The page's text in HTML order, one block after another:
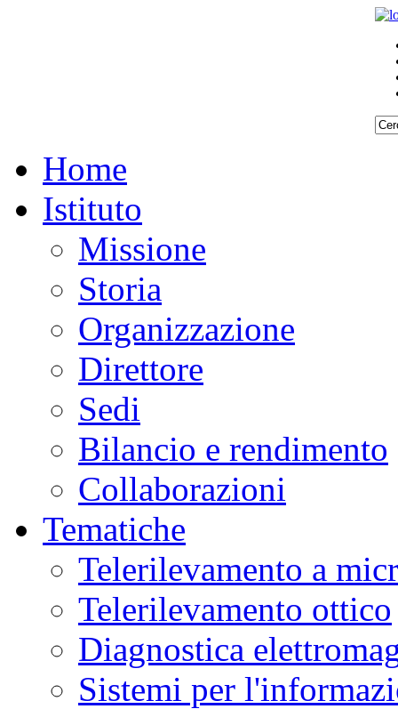
Home
Istituto
Missione
Storia
Organizzazione
Direttore
Sedi
Bilancio e rendimento
Collaborazioni
Tematiche
Telerilevamento a
Telerilevamento ottico
Diagnostica
Sistemi per